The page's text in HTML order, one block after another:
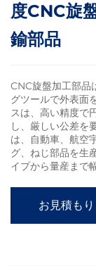
度CNC旋
鍮部品
CNC旋盤加工部品
グツールで外表面
スは、高い精度で
し、厳しい公差を
は、自動車、航空
グ、ねじ部品を生
イプから量産まで
お見積も